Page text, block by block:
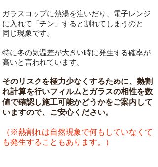
ガラスコップに熱湯を注いだり、電子レンジ
に入れて「チン」すると割れてしまうのと
同じ現象です。
特に冬の気温差が大きい時に発生する確率が
高いと言われています。
そのリスクを極力少なくするために、熱割
れ計算を行いフィルムとガラスの相性を数
値で確認し施工可能かどうかをご案内して
いますので、ご安心ください。
（※熱割れは自然現象で何もしていなくて
も発生することもあります。）